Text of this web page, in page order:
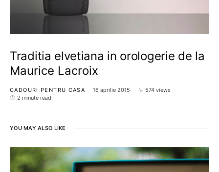
Traditia elvetiana in orologerie de la
Maurice Lacroix
CADOURI PENTRU CASA 16 aprilie 2015
574 views
2 minute read
YOU MAY ALSO LIKE